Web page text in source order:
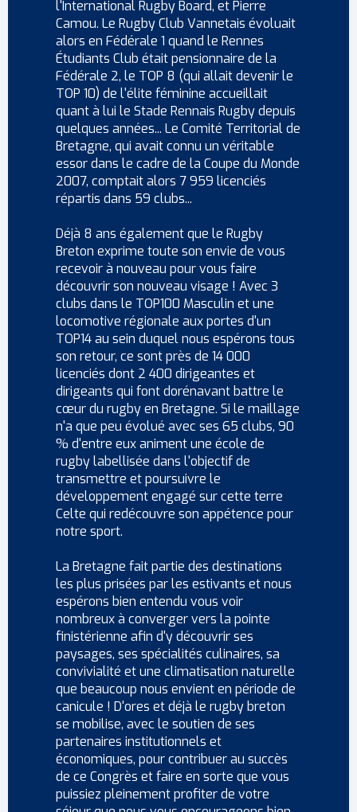
l'International Rugby Board, et Pierre
Camou. Le Rugby Club Vannetais évoluait
alors en Fédérale 1 quand le Rennes
Étudiants Club était pensionnaire de la
Fédérale 2, le TOP 8 (qui allait devenir le
TOP 10) de l'élite féminine accueillait
quant à lui le Stade Rennais Rugby depuis
quelques années... Le Comité Territorial de
Bretagne, qui avait connu un véritable
essor dans le cadre de la Coupe du Monde
2007, comptait alors 7 959 licenciés
répartis dans 59 clubs...
Déjà 8 ans également que le Rugby
Breton exprime toute son envie de vous
recevoir à nouveau pour vous faire
découvrir son nouveau visage ! Avec 3
clubs dans le TOP100 Masculin et une
locomotive régionale aux portes d'un
TOP14 au sein duquel nous espérons tous
son retour, ce sont près de 14 000
licenciés dont 2 400 dirigeantes et
dirigeants qui font dorénavant battre le
cœur du rugby en Bretagne. Si le maillage
n'a que peu évolué avec ses 65 clubs, 90
% d'entre eux animent une école de
rugby labellisée dans l'objectif de
transmettre et poursuivre le
développement engagé sur cette terre
Celte qui redécouvre son appétence pour
notre sport.
La Bretagne fait partie des destinations
les plus prisées par les estivants et nous
espérons bien entendu vous voir
nombreux à converger vers la pointe
finistérienne afin d'y découvrir ses
paysages, ses spécialités culinaires, sa
convivialité et une climatisation naturelle
que beaucoup nous envient en période de
canicule ! D'ores et déjà le rugby breton
se mobilise, avec le soutien de ses
partenaires institutionnels et
économiques, pour contribuer au succès
de ce Congrès et faire en sorte que vous
puissiez pleinement profiter de votre